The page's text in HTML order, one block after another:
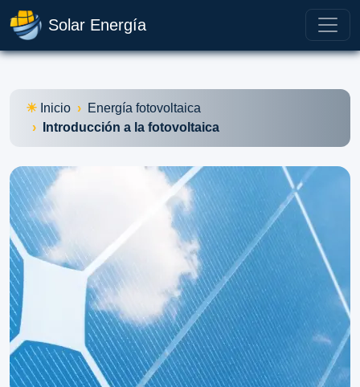
Solar Energía
Inicio
Energía fotovoltaica
Introducción a la fotovoltaica